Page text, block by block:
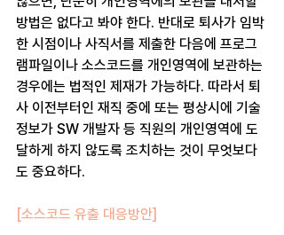
방법은 없다고 봐야 한다. 반대로 퇴사가 임박
한 시점이나 사직서를 제출한 다음에 프로그
램파일이나 소스코드를 개인영역에 보관하는
경우에는 법적인 제재가 가능하다. 따라서 퇴
사 이전부터인 재직 중에 또는 평상시에 기술
정보가 SW 개발자 등 직원의 개인영역에 도
달하게 하지 않도록 조치하는 것이 무엇보다
도 중요하다.
[소스코드 유출 대응방안]